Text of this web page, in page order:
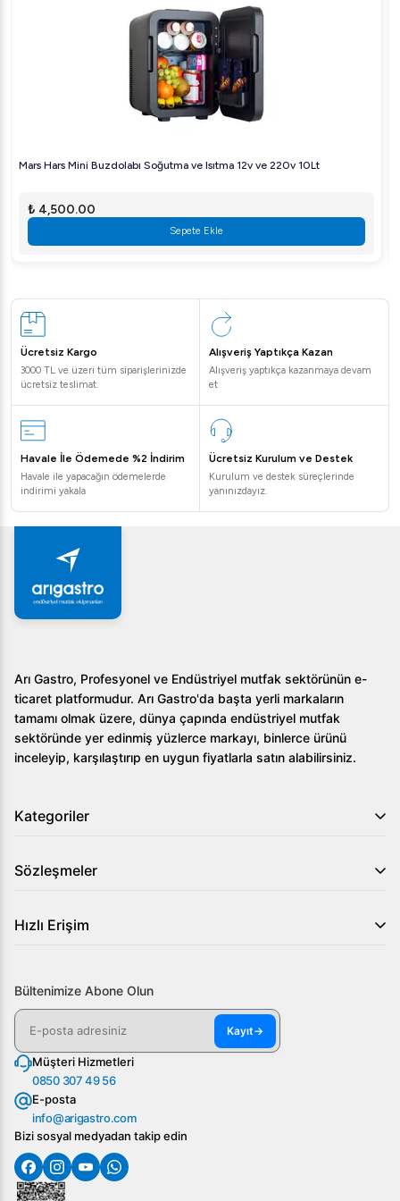
sunabilirsiniz. Güç ve şıklığı bir araya getiren bu makina,
profesyonel mutfakların vazgeçilmez bir parçası olacak.
Mars Hars Mini Buzdolabı Soğutma ve Isıtma 12v ve 220v 10Lt
₺ 4,500.00
Sepete Ekle
Ücretsiz Kargo
3000 TL ve üzeri tüm siparişlerinizde
ücretsiz teslimat.
Alışveriş Yaptıkça Kazan
Alışveriş yaptıkça kazanmaya devam
et
Havale İle Ödemede %2 İndirim
Havale ile yapacağın ödemelerde
indirimi yakala
Ücretsiz Kurulum ve Destek
Kurulum ve destek süreçlerinde
yanınızdayız.
Arı Gastro, Profesyonel ve Endüstriyel mutfak sektörünün e-
ticaret platformudur. Arı Gastro'da başta yerli markaların
tamamı olmak üzere, dünya çapında endüstriyel mutfak
sektöründe yer edinmiş yüzlerce markayı, binlerce ürünü
inceleyip, karşılaştırıp en uygun fiyatlarla satın alabilirsiniz.
Kategoriler
Sözleşmeler
Hızlı Erişim
Bültenimize Abone Olun
Kayıt→
Müşteri Hizmetleri
0850 307 49 56
E-posta
info@arigastro.com
Bizi sosyal medyadan takip edin